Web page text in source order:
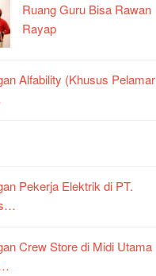
Ruang Guru Bisa Rawan
Rayap
Alfability (Khusus Pelamar
Pekerja Elektrik di PT.
Crew Store di Midi Utama